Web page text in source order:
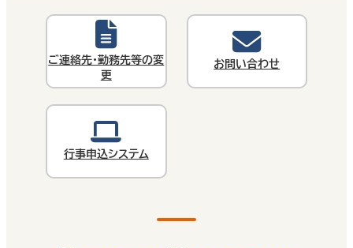
ご連絡先・勤務先等の変
更
お問い合わせ
行事申込システム